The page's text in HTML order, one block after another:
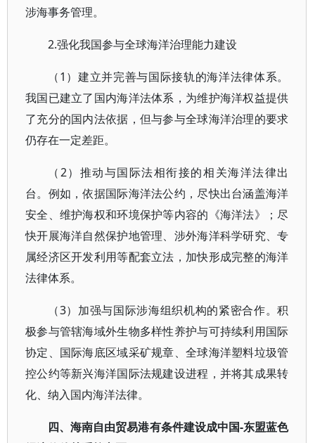
涉海事务管理。
2.强化我国参与全球海洋治理能力建设
（1）建立并完善与国际接轨的海洋法律体系。
我国已建立了国内海洋法体系，为维护海洋权益提供
了充分的国内法依据，但与参与全球海洋治理的要求
仍存在一定差距。
（2）推动与国际法相衔接的相关海洋法律出
台。例如，依据国际海洋法公约，尽快出台涵盖海洋
安全、维护海权和环境保护等内容的《海洋法》；尽
快开展海洋自然保护地管理、涉外海洋科学研究、专
属经济区开发利用等配套立法，加快形成完整的海洋
法律体系。
（3）加强与国际涉海组织机构的紧密合作。积
极参与管辖海域外生物多样性养护与可持续利用国际
协定、国际海底区域采矿规章、全球海洋塑料垃圾管
控公约等新兴海洋国际法规建设进程，并将其成果转
化、纳入国内海洋法律。
四、海南自由贸易港有条件建设成中国-东盟蓝色